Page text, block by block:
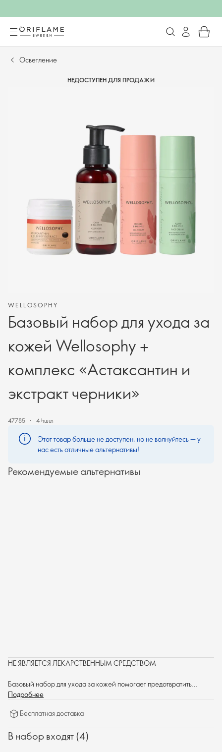
Осветление
НЕДОСТУПЕН ДЛЯ ПРОДАЖИ
WELLOSOPHY
Базовый набор для ухода за
кожей Wellosophy +
комплекс «Астаксантин и
экстракт черники»
47785 4 հատ
Этот товар больше не доступен, но не волнуйтесь — у
нас есть отличные альтернативы!
Рекомендуемые альтернативы
НЕ ЯВЛЯЕТСЯ ЛЕКАРСТВЕННЫМ СРЕДСТВОМ
Базовый набор для ухода за кожей помогает предотвратить
преждевременное старение кожи, а антиоксиданты широкого
стрессу.
Подробнее
Бесплатная доставка
В набор входят (4)